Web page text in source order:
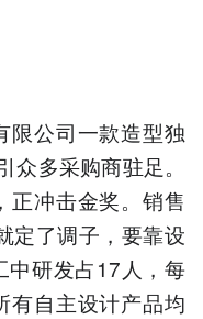
限公司一款造型独
众多采购商驻足。
正冲击金奖。销售
定了调子，要靠设
中研发占17人，每
有自主设计产品均